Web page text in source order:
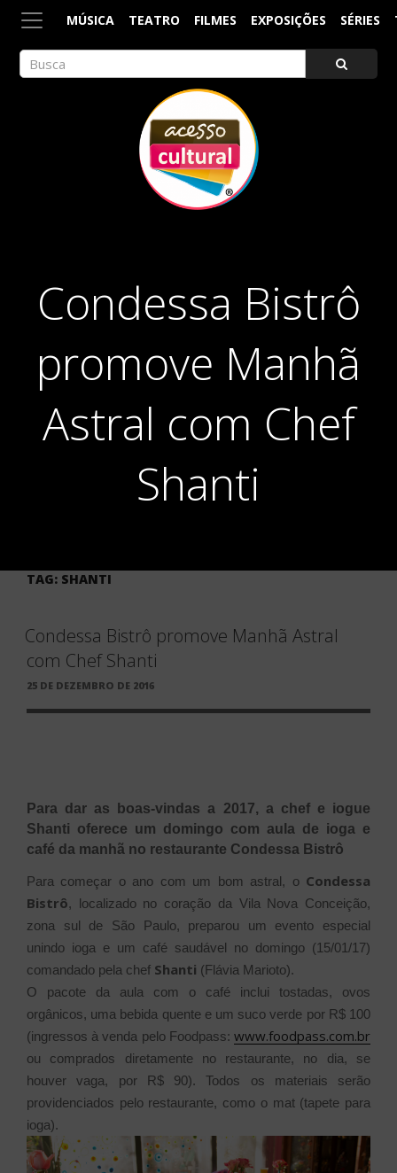
MÚSICA TEATRO FILMES EXPOSIÇÕES SÉRIES
Condessa Bistrô
promove Manhã
Astral com Chef
Shanti
TAG: SHANTI
Condessa Bistrô promove Manhã Astral
com Chef Shanti
PUBLICADO
25 DE DEZEMBRO DE 2016
Para dar as boas-vindas a 2017, a chef e iogue
Shanti oferece um domingo com aula de ioga e
café da manhã no restaurante Condessa Bistrô
Para começar o ano com um bom astral, o Condessa
Bistrô, localizado no coração da Vila Nova Conceição,
zona sul de São Paulo, preparou um evento especial
unindo ioga e um café saudável no domingo (15/01/17)
comandado pela chef Shanti (Flávia Marioto).
O pacote da aula com o café inclui tostadas, ovos
orgânicos, uma bebida quente e um suco verde por R$ 100
(ingressos à venda pelo Foodpass: www.foodpass.com.br
ou comprados diretamente no restaurante, no dia, se
houver vaga, por R$ 90). Todos os materiais serão
providenciados pelo restaurante, como o mat (tapete para
ioga).